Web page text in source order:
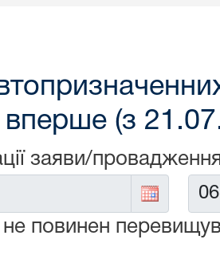
вперше (з
заяви/
До:
повинен